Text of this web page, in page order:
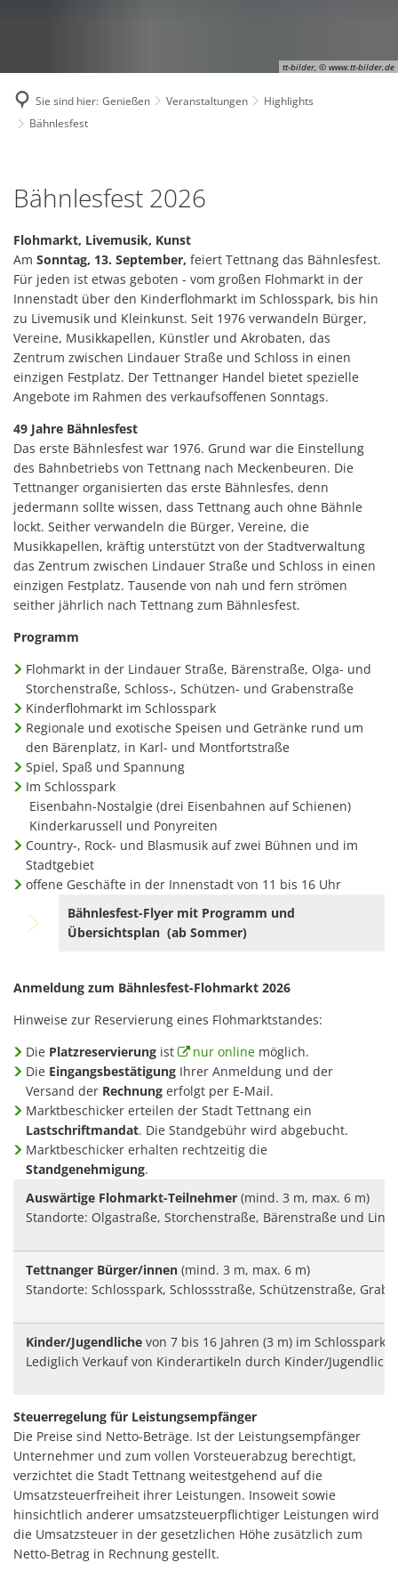
tt-bilder, © www.tt-bilder.de
Sie sind hier: Genießen Veranstaltungen
Highlights
Bähnlesfest
Bähnlesfest 2026
Flohmarkt, Livemusik, Kunst
Am Sonntag, 13. September, feiert Tettnang das Bähnlesfest.
Für jeden ist etwas geboten - vom großen Flohmarkt in der
Innenstadt über den Kinderflohmarkt im Schlosspark, bis hin
zu Livemusik und Kleinkunst. Seit 1976 verwandeln Bürger,
Vereine, Musikkapellen, Künstler und Akrobaten, das
Zentrum zwischen Lindauer Straße und Schloss in einen
einzigen Festplatz. Der Tettnanger Handel bietet spezielle
Angebote im Rahmen des verkaufsoffenen Sonntags.
49 Jahre Bähnlesfest
Das erste Bähnlesfest war 1976. Grund war die Einstellung
des Bahnbetriebs von Tettnang nach Meckenbeuren. Die
Tettnanger organisierten das erste Bähnlesfes, denn
jedermann sollte wissen, dass Tettnang auch ohne Bähnle
lockt. Seither verwandeln die Bürger, Vereine, die
Musikkapellen, kräftig unterstützt von der Stadtverwaltung
das Zentrum zwischen Lindauer Straße und Schloss in einen
einzigen Festplatz. Tausende von nah und fern strömen
seither jährlich nach Tettnang zum Bähnlesfest.
Programm
Flohmarkt in der Lindauer Straße, Bärenstraße, Olga- und
Storchenstraße, Schloss-, Schützen- und Grabenstraße
Kinderflohmarkt im Schlosspark
Regionale und exotische Speisen und Getränke rund um
den Bärenplatz, in Karl- und Montfortstraße
Spiel, Spaß und Spannung
Im Schlosspark
Eisenbahn-Nostalgie (drei Eisenbahnen auf Schienen)
Kinderkarussell und Ponyreiten
Country-, Rock- und Blasmusik auf zwei Bühnen und im
Stadtgebiet
offene Geschäfte in der Innenstadt von 11 bis 16 Uhr
Bähnlesfest-Flyer mit Programm und
Übersichtsplan (ab Sommer)
Anmeldung zum Bähnlesfest-Flohmarkt 2026
Hinweise zur Reservierung eines Flohmarktstandes:
DiePlatzreservierungist nur online möglich.
Die EingangsbestätigungIhrer Anmeldung und der
Versand der Rechnung erfolgt per E-Mail.
Marktbeschicker erteilen der Stadt Tettnang ein
Lastschriftmandat. Die Standgebühr wird abgebucht.
Marktbeschicker erhalten rechtzeitig die
Standgenehmigung.
Auswärtige Flohmarkt-Teilnehmer (mind. 3 m, max. 6 m)
Standorte: Olgastraße, Storchenstraße, Bärenstraße und
Tettnanger Bürger/innen (mind. 3 m, max. 6 m)
Standorte: Schlosspark, Schlossstraße, Schützenstraße,
Kinder/Jugendliche von 7 bis 16 Jahren (3 m) im Schlosspark
Lediglich Verkauf von Kinderartikeln durch Kinder/
Steuerregelung für Leistungsempfänger
Die Preise sind Netto-Beträge. Ist der Leistungsempfänger
Unternehmer und zum vollen Vorsteuerabzug berechtigt,
verzichtet die Stadt Tettnang weitestgehend auf die
Umsatzsteuerfreiheit ihrer Leistungen. Insoweit sowie
hinsichtlich anderer umsatzsteuerpflichtiger Leistungen wird
die Umsatzsteuer in der gesetzlichen Höhe zusätzlich zum
Netto-Betrag in Rechnung gestellt.